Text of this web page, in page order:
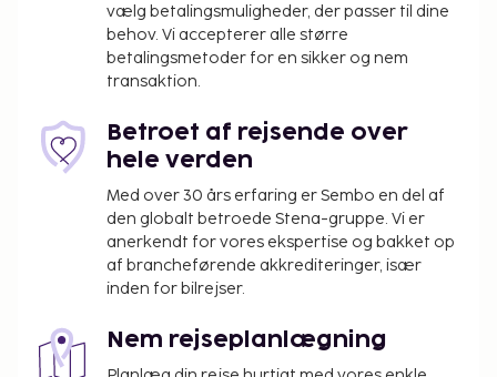
vælg betalingsmuligheder, der passer til dine
behov. Vi accepterer alle større
betalingsmetoder for en sikker og nem
transaktion.
Betroet af rejsende over
hele verden
Med over 30 års erfaring er Sembo en del af
den globalt betroede Stena-gruppe. Vi er
anerkendt for vores ekspertise og bakket op
af brancheførende akkrediteringer, især
inden for bilrejser.
Nem rejseplanlægning